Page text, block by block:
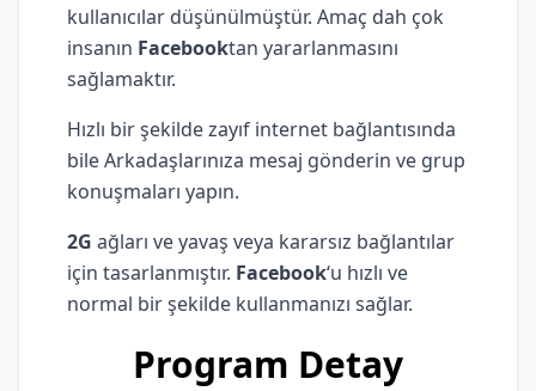
kullanıcılar düşünülmüştür. Amaç dah çok
insanın Facebooktan yararlanmasını
sağlamaktır.
Hızlı bir şekilde zayıf internet bağlantısında
bile Arkadaşlarınıza mesaj gönderin ve grup
konuşmaları yapın.
2G ağları ve yavaş veya kararsız bağlantılar
için tasarlanmıştır. Facebook‘u hızlı ve
normal bir şekilde kullanmanızı sağlar.
Program Detay